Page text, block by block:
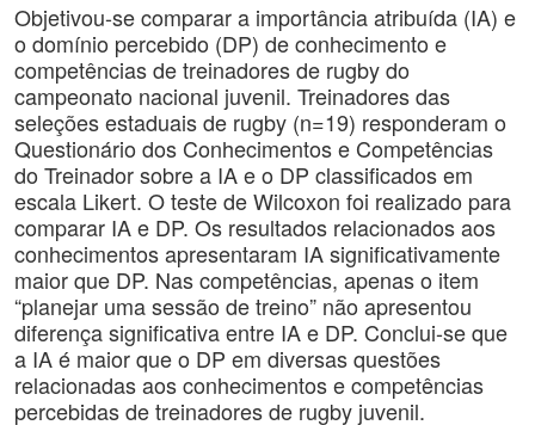
Objetivou-se comparar a importância atribuída (IA) e
o domínio percebido (DP) de conhecimento e
competências de treinadores de rugby do
campeonato nacional juvenil. Treinadores das
seleções estaduais de rugby (n=19) responderam o
Questionário dos Conhecimentos e Competências
do Treinador sobre a IA e o DP classificados em
escala Likert. O teste de Wilcoxon foi realizado para
comparar IA e DP. Os resultados relacionados aos
conhecimentos apresentaram IA significativamente
maior que DP. Nas competências, apenas o item
“planejar uma sessão de treino” não apresentou
diferença significativa entre IA e DP. Conclui-se que
a IA é maior que o DP em diversas questões
relacionadas aos conhecimentos e competências
percebidas de treinadores de rugby juvenil.